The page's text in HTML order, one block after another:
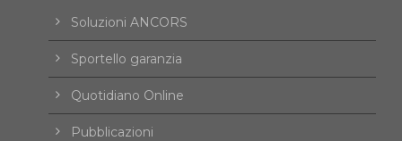
Soluzioni ANCORS
Sportello garanzia
Quotidiano Online
Pubblicazioni